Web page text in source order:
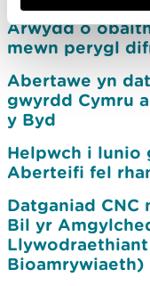
Arwydd o
mewn perygl
Abertawe yn
gwyrdd Cymru
y Byd
Helpwch i lunio
Aberteifi fel
Datganiad CNC
Bil yr
Bioamrywiaeth)